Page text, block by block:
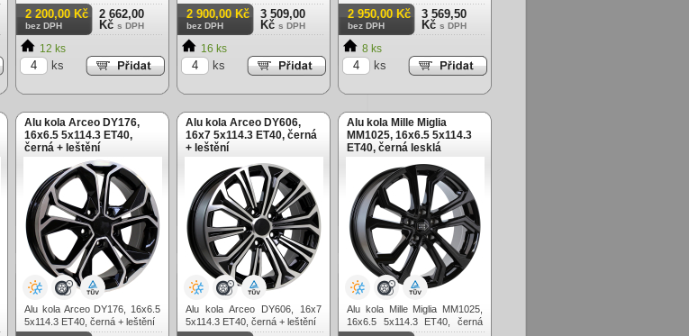
2 200,00 Kč
bez DPH
2 662,00
Kč s DPH
12 ks
ks
2 900,00 Kč
bez DPH
3 509,00
Kč s DPH
16 ks
ks
2 950,00 Kč
bez DPH
3 569,50
Kč s DPH
8 ks
ks
Alu kola Arceo DY176,
16x6.5 5x114.3 ET40,
černá + leštění
Alu kola Arceo DY176, 16x6.5
5x114.3 ET40, černá + leštění
Alu kola Arceo DY606,
16x7 5x114.3 ET40, černá
+ leštění
Alu kola Arceo DY606, 16x7
5x114.3 ET40, černá + leštění
Alu kola Mille Miglia
MM1025, 16x6.5 5x114.3
ET40, černá lesklá
Alu kola Mille Miglia MM1025,
16x6.5 5x114.3 ET40, černá